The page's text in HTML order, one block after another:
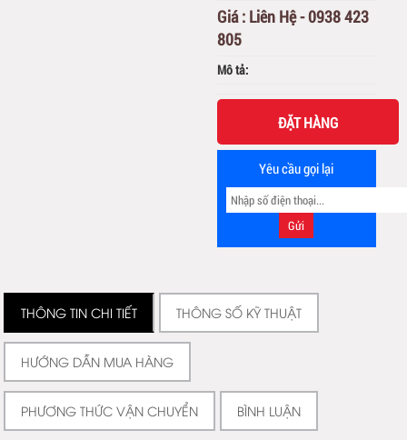
Giá : Liên Hệ - 0938 423
805
Mô tả:
ĐẶT HÀNG
Yêu cầu gọi lại
THÔNG TIN CHI TIẾT THÔNG SỐ KỸ THUẬT
HƯỚNG DẪN MUA HÀNG
PHƯƠNG THỨC VẬN CHUYỂN BÌNH LUẬN